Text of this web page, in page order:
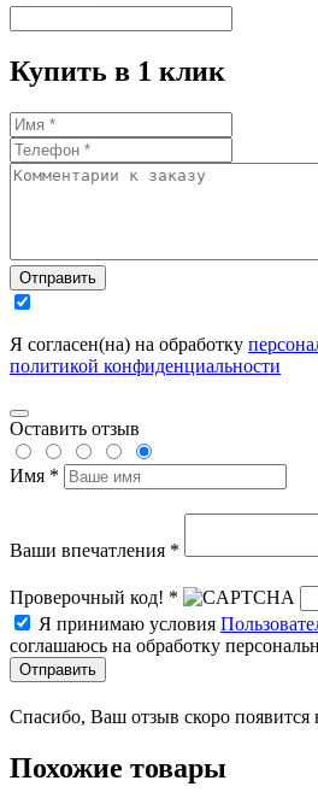
Купить в 1 клик
Отправить
Я согласен(на) на обработку
политикой конфиденциальности
Оставить отзыв
Имя *
Ваши впечатления *
Проверочный код! *
Я принимаю условия
соглашаюсь на обработку
Отправить
Спасибо, Ваш отзыв скоро появится
Похожие товары